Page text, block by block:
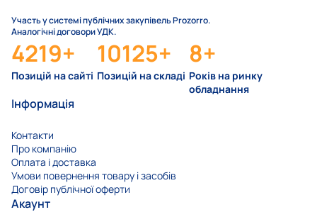
Участь у системі публічних закупівель Prozorro.
Аналогічні договори УДК.
8+
Років на ринку
обладнання
10125+
Позицій на складі
4219+
Позицій на сайті
Інформація
Контакти
Про компанію
Оплата і доставка
Умови повернення товару і засобів
Договір публічної оферти
Акаунт